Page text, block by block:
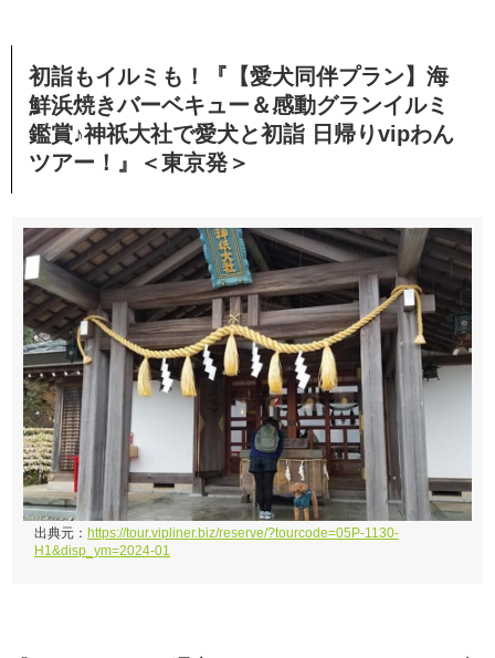
初詣もイルミも！『【愛犬同伴プラン】海
鮮浜焼きバーベキュー＆感動グランイルミ
鑑賞♪神祇大社で愛犬と初詣 日帰りvipわん
ツアー！』＜東京発＞
出典元： https://tour.vipliner.biz/reserve/?tourcode=05P-1130-
H1&disp_ym=2024-01